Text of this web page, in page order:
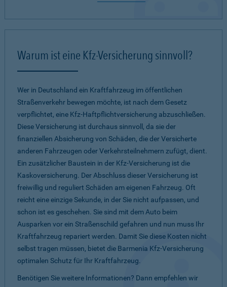
Warum ist eine Kfz-Versicherung sinnvoll?
Wer in Deutschland ein Kraftfahrzeug im öffentlichen
Straßenverkehr bewegen möchte, ist nach dem Gesetz
verpflichtet, eine Kfz-Haftpflichtversicherung abzuschließen.
Diese Versicherung ist durchaus sinnvoll, da sie der
finanziellen Absicherung von Schäden, die der Versicherte
anderen Fahrzeugen oder Verkehrsteilnehmern zufügt, dient.
Ein zusätzlicher Baustein in der Kfz-Versicherung ist die
Kaskoversicherung. Der Abschluss dieser Versicherung ist
freiwillig und reguliert Schäden am eigenen Fahrzeug. Oft
reicht eine einzige Sekunde, in der Sie nicht aufpassen, und
schon ist es geschehen. Sie sind mit dem Auto beim
Ausparken vor ein Straßenschild gefahren und nun muss Ihr
Kraftfahrzeug repariert werden. Damit Sie diese Kosten nicht
selbst tragen müssen, bietet die Barmenia Kfz-Versicherung
optimalen Schutz für Ihr Kraftfahrzeug.
Benötigen Sie weitere Informationen? Dann empfehlen wir